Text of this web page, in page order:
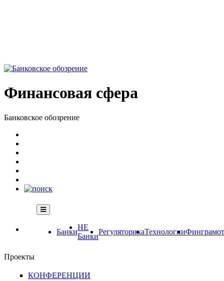
Финансовая сфера
Банковское обозрение
Банки
НЕ
Банки
РегуляторикаТехнологии
Проекты
КОНФЕРЕНЦИИ